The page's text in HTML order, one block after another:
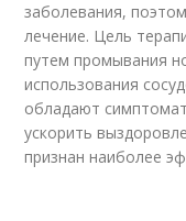
заболевания,
лечение. Цель
путем промывания
использования
обладают
ускорить
признан наиболее